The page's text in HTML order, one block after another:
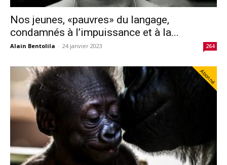
Nos jeunes, «pauvres» du langage,
condamnés à l’impuissance et à la...
Alain Bentolila - 24 janvier 2023 264
Abonné